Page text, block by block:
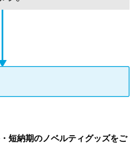
短納期のノベルティグッズをご